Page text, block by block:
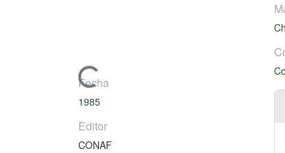
Cargando...
Fecha
1985
Editor
CONAF